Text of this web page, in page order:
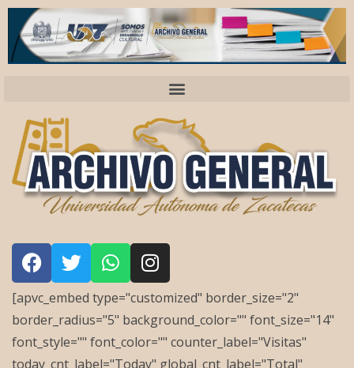
[apvc_embed type="customized" border_size="2"
border_radius="5" background_color="" font_size="14"
font_style="" font_color="" counter_label="Visitas"
today_cnt_label="Today" global_cnt_label="Total"